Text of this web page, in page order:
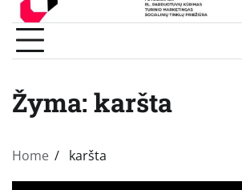
Žyma: karšta
Home karšta